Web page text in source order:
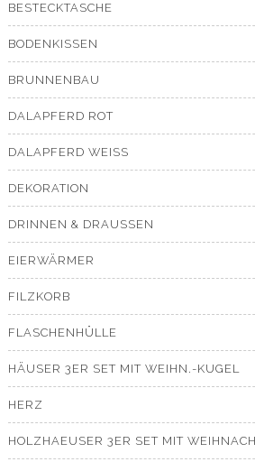
BESTECKTASCHE
BODENKISSEN
BRUNNENBAU
DALAPFERD ROT
DALAPFERD WEISS
DEKORATION
DRINNEN & DRAUSSEN
EIERWÄRMER
FILZKORB
FLASCHENHÜLLE
HÄUSER 3ER SET MIT WEIHN.-KUGEL
HERZ
HOLZHAEUSER 3ER SET MIT